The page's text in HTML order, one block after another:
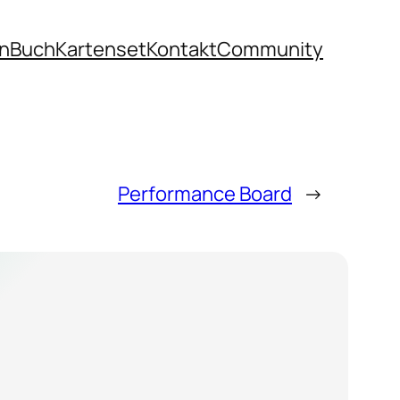
BuchKartensetKontaktCommunity
Performance Board →